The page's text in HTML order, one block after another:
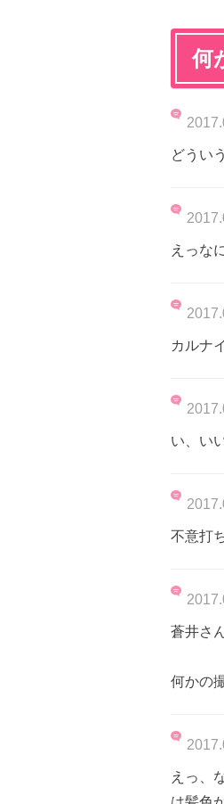
何
どうい
えっな
カルナ
い、い
不意打
蒼井さ
何かの
えっ、